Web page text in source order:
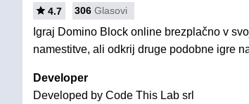
4.7 306 Glasovi
Igraj Domino Block online brezplačno v
namestitve, ali odkrij druge podobne igre
Developer
Developed by Code This Lab srl